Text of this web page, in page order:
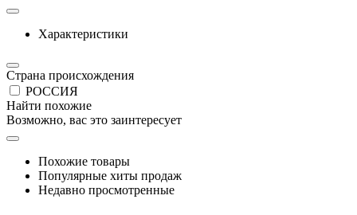
Характеристики
Страна происхождения
РОССИЯ
Найти похожие
Возможно, вас это заинтересует
Похожие товары
Популярные хиты продаж
Недавно просмотренные